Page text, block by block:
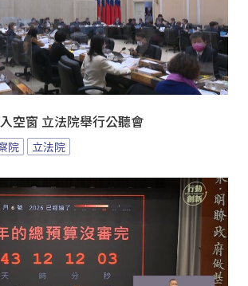
空窗 立法院舉行公聽會
院 立法院